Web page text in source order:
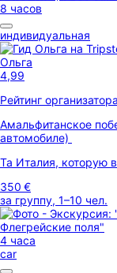
8 часов
индивидуальная
Ольга
4,99
Рейтинг организатора
Амальфитанское
автомобиле)
Та Италия, которую
350 €
за группу, 1–10 чел.
4 часа
car